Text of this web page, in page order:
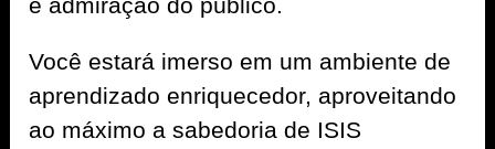
Você estará imerso em um ambiente de
aprendizado enriquecedor, aproveitando
ao máximo a sabedoria de ISIS